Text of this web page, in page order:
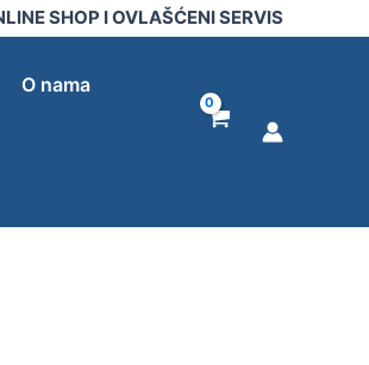
SHOP I OVLAŠĆENI SERVIS
O nama
priključenje
parne
količina